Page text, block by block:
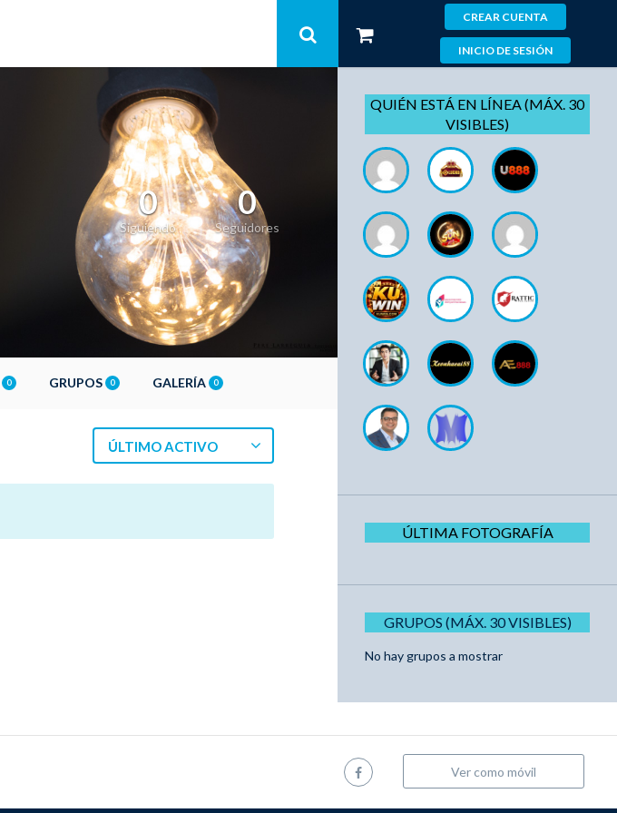
CREAR CUENTA
INICIO DE SESIÓN
0
Siguiendo
0
Seguidores
0 GRUPOS 0 GALERÍA 0
ÚLTIMO ACTIVO
QUIÉN ESTÁ EN LÍNEA (MÁX. 30
VISIBLES)
ÚLTIMA FOTOGRAFÍA
GRUPOS (MÁX. 30 VISIBLES)
No hay grupos a mostrar